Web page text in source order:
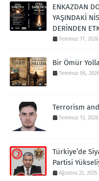
ENKAZDAN
YAŞINDAKİ
DERİNDEN
Temmuz 17, 2026
Bir Ömür
Temmuz 06, 2026
Terrorism
Temmuz 12, 2026
Türkiye’de
Partisi
Ağustos 22, 2025